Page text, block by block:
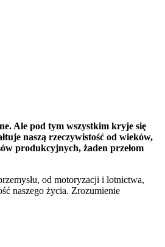
Ale pod tym wszystkim kryje się
naszą rzeczywistość od wieków,
produkcyjnych, żaden przełom
od motoryzacji i lotnictwa,
naszego życia. Zrozumienie